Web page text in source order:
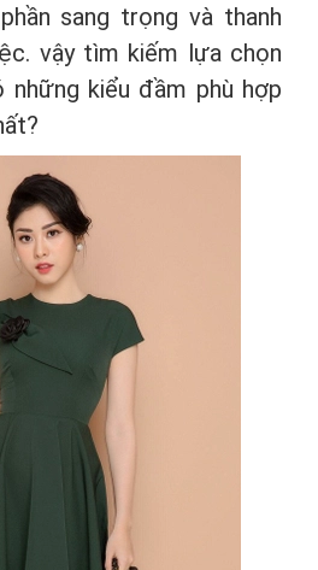
sang trọng và thanh
vậy tìm kiếm lựa chọn
kiểu đầm phù hợp